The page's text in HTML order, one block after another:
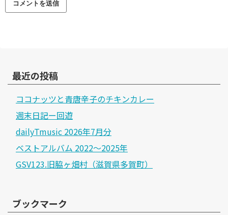
最近の投稿
ココナッツと青唐辛子のチキンカレー
週末日記ー回遊
dailyTmusic 2026年7月分
ベストアルバム 2022～2025年
GSV123.旧脇ヶ畑村（滋賀県多賀町）
ブックマーク